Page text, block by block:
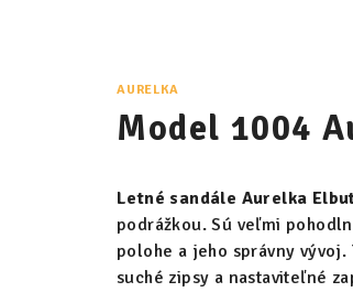
AURELKA
Model 1004
Letné sandále Aurelka
podrážkou. Sú veľmi
polohe a jeho správny
suché zipsy a nastaviteľné